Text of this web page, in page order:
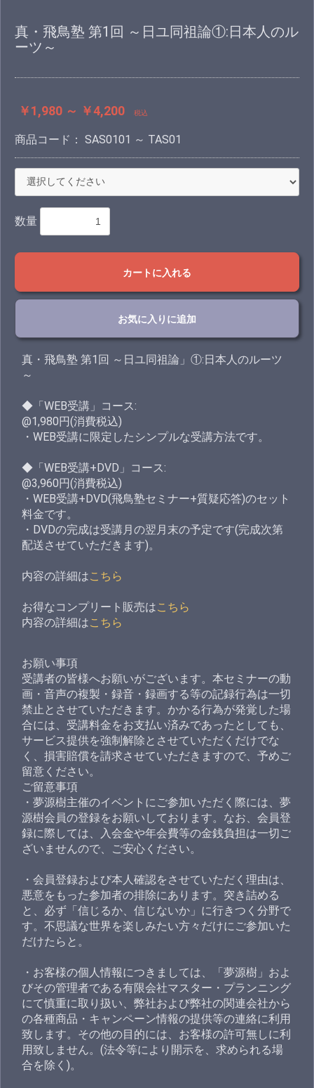
真・飛鳥塾 第1回 ～日ユ同祖論①:日本人のル
ーツ～
￥1,980 ～ ￥4,200 税込
商品コード： SAS0101 ～ TAS01
数量
カートに入れる
お気に入りに追加
真・飛鳥塾 第1回 ～日ユ同祖論」①:日本人のルーツ
～
◆「WEB受講」コース:
@1,980円(消費税込)
・WEB受講に限定したシンプルな受講方法です。
◆「WEB受講+DVD」コース:
@3,960円(消費税込)
・WEB受講+DVD(飛鳥塾セミナー+質疑応答)のセット
料金です。
・DVDの完成は受講月の翌月末の予定です(完成次第
配送させていただきます)。
内容の詳細はこちら
お得なコンプリート販売はこちら
内容の詳細はこちら
お願い事項
受講者の皆様へお願いがございます。本セミナーの動
画・音声の複製・録音・録画する等の記録行為は一切
禁止とさせていただきます。かかる行為が発覚した場
合には、受講料金をお支払い済みであったとしても、
サービス提供を強制解除とさせていただくだけでな
く、損害賠償を請求させていただきますので、予めご
留意ください。
ご留意事項
・夢源樹主催のイベントにご参加いただく際には、夢
源樹会員の登録をお願いしております。なお、会員登
録に際しては、入会金や年会費等の金銭負担は一切ご
ざいませんので、ご安心ください。
・会員登録および本人確認をさせていただく理由は、
悪意をもった参加者の排除にあります。突き詰める
と、必ず「信じるか、信じないか」に行きつく分野で
す。不思議な世界を楽しみたい方々だけにご参加いた
だけたらと。
・お客様の個人情報につきましては、「夢源樹」およ
びその管理者である有限会社マスター・プランニング
にて慎重に取り扱い、弊社および弊社の関連会社から
の各種商品・キャンペーン情報の提供等の連絡に利用
致します。その他の目的には、お客様の許可無しに利
用致しません。(法令等により開示を、求められる場
合を除く)。